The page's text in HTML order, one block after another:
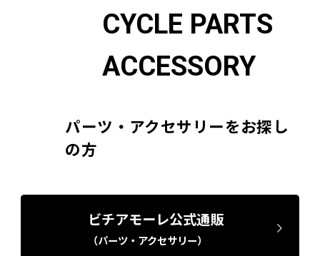
CYCLE PARTS
ACCESSORY
パーツ・アクセサリーをお探し
の方
ビチアモーレ公式通販
（パーツ・アクセサリー）